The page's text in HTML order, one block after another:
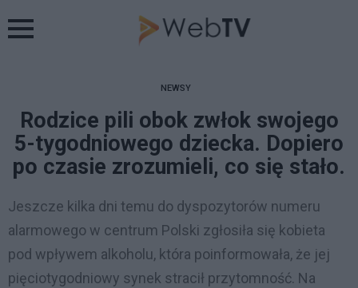
NEWSY
Rodzice pili obok zwłok swojego
5-tygodniowego dziecka. Dopiero
po czasie zrozumieli, co się stało.
Jeszcze kilka dni temu do dyspozytorów numeru
alarmowego w centrum Polski zgłosiła się kobieta
pod wpływem alkoholu, która poinformowała, że ​​jej
pięciotygodniowy synek stracił przytomność. Na